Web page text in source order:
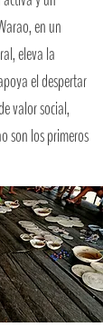
en un
eleva la
el despertar
valor social,
son los primeros